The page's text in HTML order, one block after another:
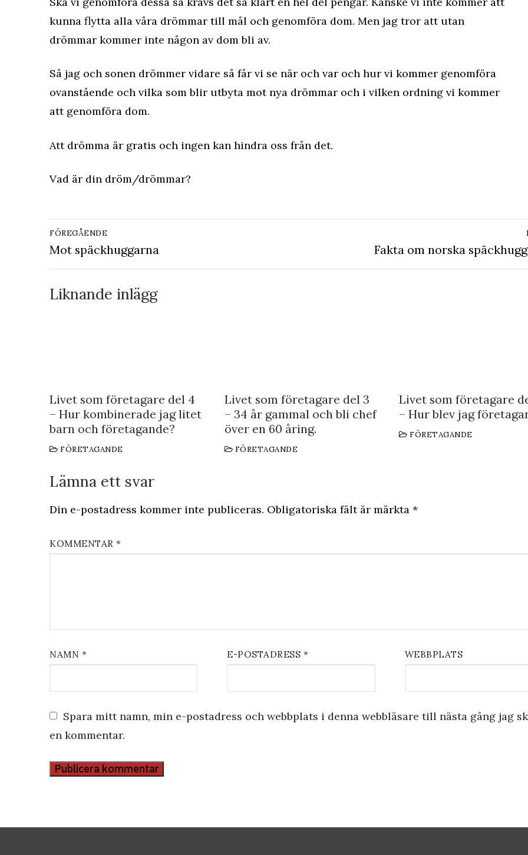
kunna flytta alla våra drömmar till mål och genomföra dom. Men jag tror att utan
drömmar kommer inte någon av dom bli av.
Så jag och sonen drömmer vidare så får vi se när och var och hur vi kommer genomföra
ovanstående och vilka som blir utbyta mot nya drömmar och i vilken ordning vi kommer
att genomföra dom.
Att drömma är gratis och ingen kan hindra oss från det.
Vad är din dröm/drömmar?
Inläggsnavigering
FÖREGÅENDE
Föregående
inlägg:
Mot späckhuggarna
Nästa
inlägg:
Fakta om norska
Liknande inlägg
Livet som företagare del 4
– Hur kombinerade jag litet
barn och företagande?
FÖRETAGANDE
Livet som företagare del 3
– 34 år gammal och bli chef
över en 60 åring.
FÖRETAGANDE
Livet som företagare
– Hur blev jag
FÖRETAGANDE
Lämna ett svar
Din e-postadress kommer inte publiceras. Obligatoriska fält är märkta *
KOMMENTAR *
NAMN * E-POSTADRESS * WEBBPLATS
Spara mitt namn, min e-postadress och webbplats i denna webbläsare till nästa gång jag
en kommentar.